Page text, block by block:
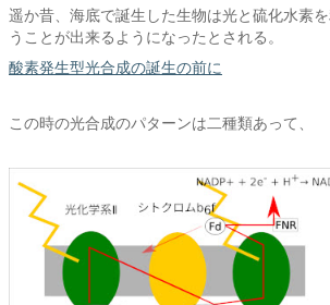
遥か昔、海底で誕生した生物は光と硫化水素
うことが出来るようになったとされる。
酸素発生型光合成の誕生の前に
この時の光合成のパターンは二種類あって、